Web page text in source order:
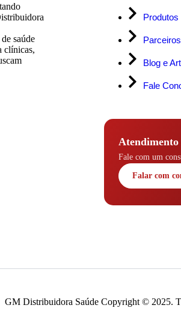
saúde
clínicas,
Produtos
Parceiros
Blog e
Fale
Fale com um
Falar com
GM Distribuidora Saúde Copyright © 2025.